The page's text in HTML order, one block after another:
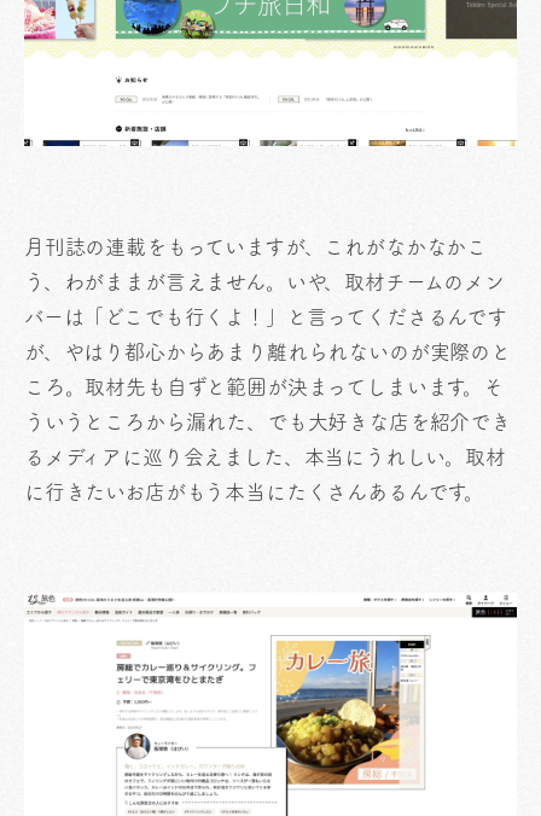
月刊誌の連載をもっていますが、これがなかなかこ
う、わがままが言えません。いや、取材チームのメン
バーは「どこでも行くよ！」と言ってくださるんです
が、やはり都心からあまり離れられないのが実際のと
ころ。取材先も自ずと範囲が決まってしまいます。そ
ういうところから漏れた、でも大好きな店を紹介でき
るメディアに巡り会えました、本当にうれしい。取材
に行きたいお店がもう本当にたくさんあるんです。